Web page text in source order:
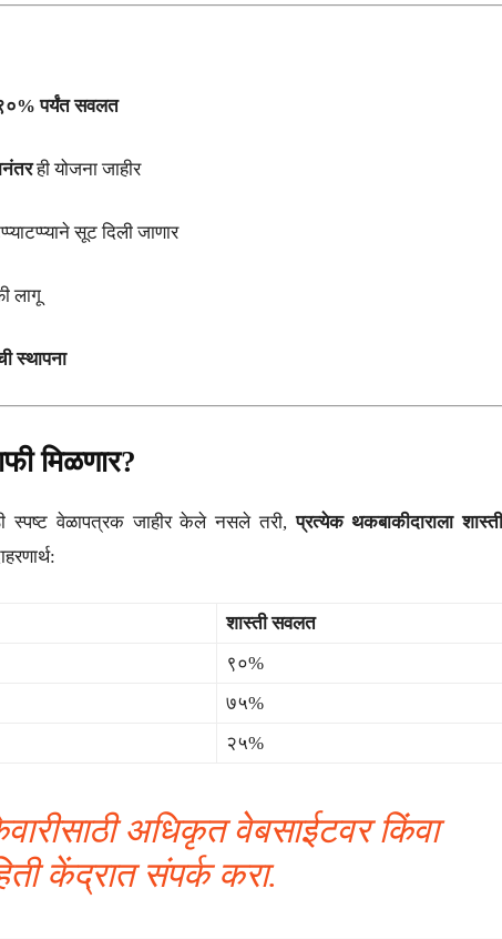
पर्यंत सवलत
ही योजना जाहीर
सूट दिली जाणार
लागू
स्थापना
मिळणार?
स्पष्ट वेळापत्रक जाहीर केले नसले तरी,प्रत्येक थकबाकीदाराला
शास्ती सवलत
९०%
७५%
२५%
अधिकृत वेबसाईटवर किंवा
केंद्रात संपर्क करा.